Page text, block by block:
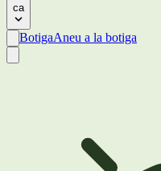
ca
BotigaAneu a la botiga